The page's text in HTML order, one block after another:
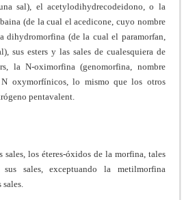
sal), el acetylodihydrecodeidono, o la
(de la cual el acedicone, cuyo nombre
dihydromorfina (de la cual el paramorfan,
sus esters y las sales de cualesquiera de
la N-oximorfina (genomorfina, nombre
N oxymorfínicos, lo mismo que los otros
pentavalent.
los éteres-óxidos de la morfina, tales
sales, exceptuando la metilmorfina